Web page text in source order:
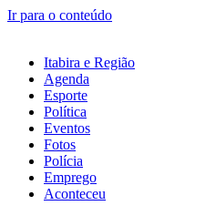
Ir para o conteúdo
Itabira e Região
Agenda
Esporte
Política
Eventos
Fotos
Polícia
Emprego
Aconteceu